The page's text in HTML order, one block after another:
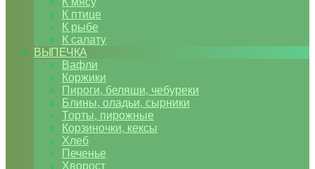
К птице
К рыбе
К салату
ВЫПЕЧКА
Вафли
Коржики
Пироги, беляши, чебуреки
Блины, оладьи, сырники
Торты, пирожные
Корзиночки, кексы
Хлеб
Печенье
Хворост